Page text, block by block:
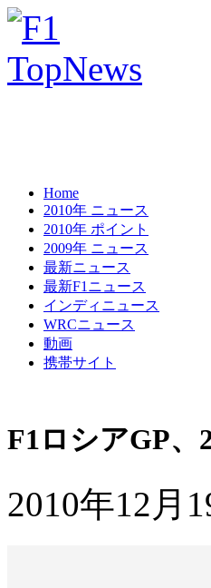
Home
2010年 ニュース
2010年 ポイント
2009年 ニュース
最新ニュース
最新F1ニュース
インディニュース
WRCニュース
動画
携帯サイト
F1ロシアGP、
2010年12月